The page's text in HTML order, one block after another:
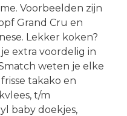
Voorbeelden zijn
Grand Cru en
Lekker koken?
extra voordelig in
weten je elke
takako en
t/m
baby doekjes,